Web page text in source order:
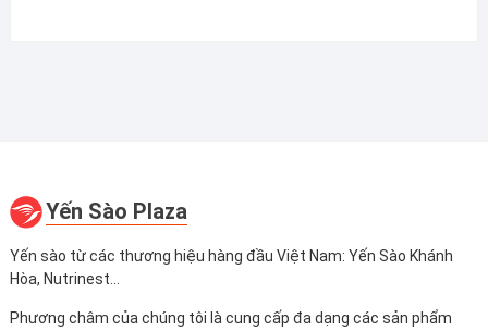
Yến Sào Plaza
Yến sào từ các thương hiệu hàng đầu Việt Nam: Yến Sào Khánh
Hòa, Nutrinest...
Phương châm của chúng tôi là cung cấp đa dạng các sản phẩm